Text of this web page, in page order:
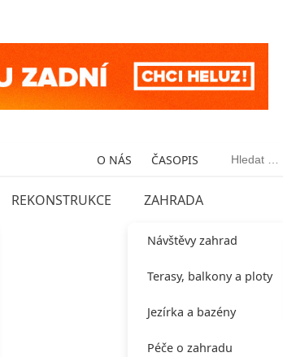
O NÁS ČASOPIS Vyhledávání
REKONSTRUKCE ZAHRADA
Návštěvy zahrad
Terasy, balkony a ploty
Jezírka a bazény
Péče o zahradu